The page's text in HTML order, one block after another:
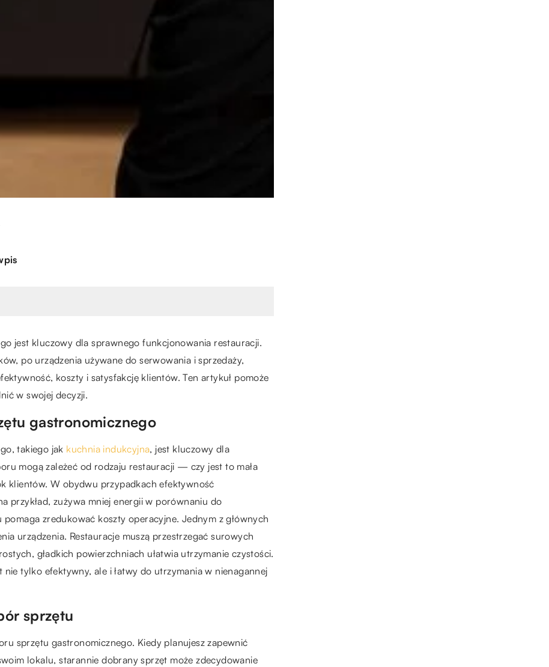
jest kluczowy dla sprawnego funkcjonowania restauracji.
po urządzenia używane do serwowania i sprzedaży,
koszty i satysfakcję klientów. Ten artykuł pomoże
w swojej decyzji.
gastronomicznego
takiego jak kuchnia indukcyjna, jest kluczowy dla
mogą zależeć od rodzaju restauracji — czy jest to mała
klientów. W obydwu przypadkach efektywność
przykład, zużywa mniej energii w porównaniu do
zredukować koszty operacyjne. Jednym z głównych
urządzenia. Restauracje muszą przestrzegać surowych
gładkich powierzchniach ułatwia utrzymanie czystości.
tylko efektywny, ale i łatwy do utrzymania w nienagannej
sprzętu
sprzętu gastronomicznego. Kiedy planujesz zapewnić
lokalu, starannie dobrany sprzęt może zdecydowanie